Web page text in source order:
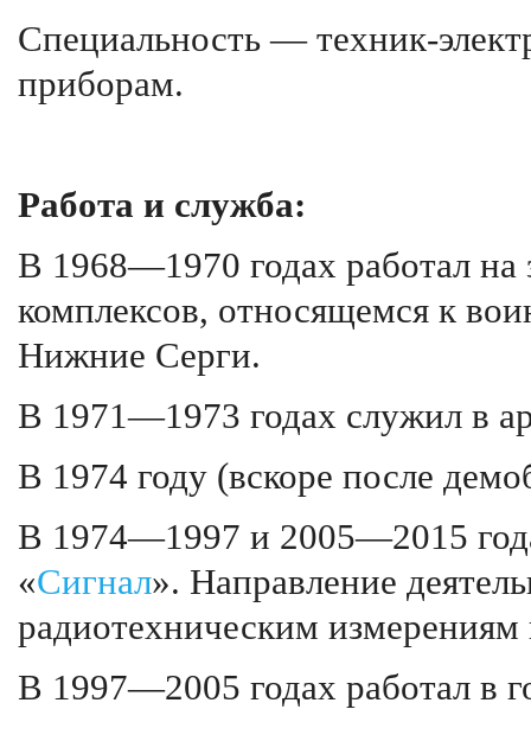
Специальность — техник-
приборам.
Работа и служба:
В 1968—1970 годах работал на
комплексов, относящемся к
Нижние Серги.
В 1971—1973 годах служил в
В 1974 году (вскоре после
В 1974—1997 и 2005—2015
«Сигнал». Направление
радиотехническим
В 1997—2005 годах работал в